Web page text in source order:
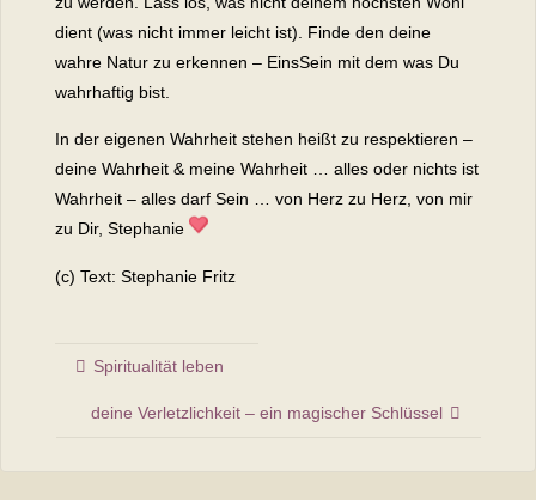
dient (was nicht immer leicht ist). Finde den deine
wahre Natur zu erkennen – EinsSein mit dem was Du
wahrhaftig bist.
In der eigenen Wahrheit stehen heißt zu respektieren –
deine Wahrheit & meine Wahrheit … alles oder nichts ist
Wahrheit – alles darf Sein … von Herz zu Herz, von mir
zu Dir, Stephanie
(c) Text: Stephanie Fritz
Spiritualität leben
deine Verletzlichkeit – ein magischer Schlüssel